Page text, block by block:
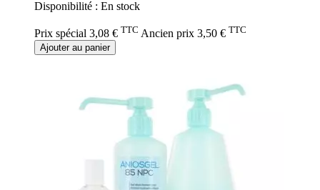
Disponibilité : En stock
Prix spécial 3,08 € TTC Ancien prix 3,50 € TTC
Ajouter au panier